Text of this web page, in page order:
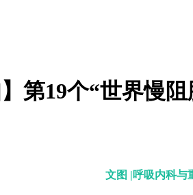
】第19个“世界慢
文图 |呼吸内科与